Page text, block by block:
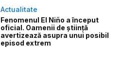
Actualitate
Fenomenul El Niño a început
oficial. Oamenii de știință
avertizează asupra unui posibil
episod extrem